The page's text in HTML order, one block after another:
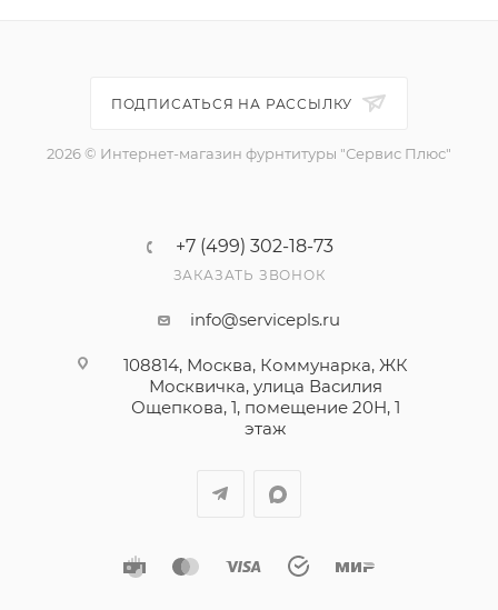
ПОДПИСАТЬСЯ НА РАССЫЛКУ
2026 © Интернет-магазин фурнтитуры "Сервис Плюс"
+7 (499) 302-18-73
ЗАКАЗАТЬ ЗВОНОК
info@servicepls.ru
108814, Москва, Коммунарка, ЖК
Москвичка, улица Василия
Ощепкова, 1​, помещение 20Н, 1
этаж